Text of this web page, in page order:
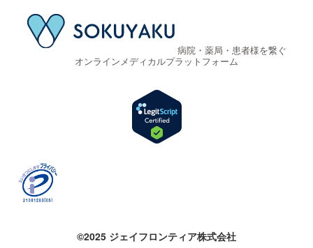
病院・薬局・患者様を繋ぐ
オンラインメディカルプラットフォーム
©2025 ジェイフロンティア株式会社